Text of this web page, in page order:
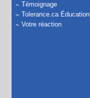
Témoignage
Tolerance.ca Éducation
Votre réaction